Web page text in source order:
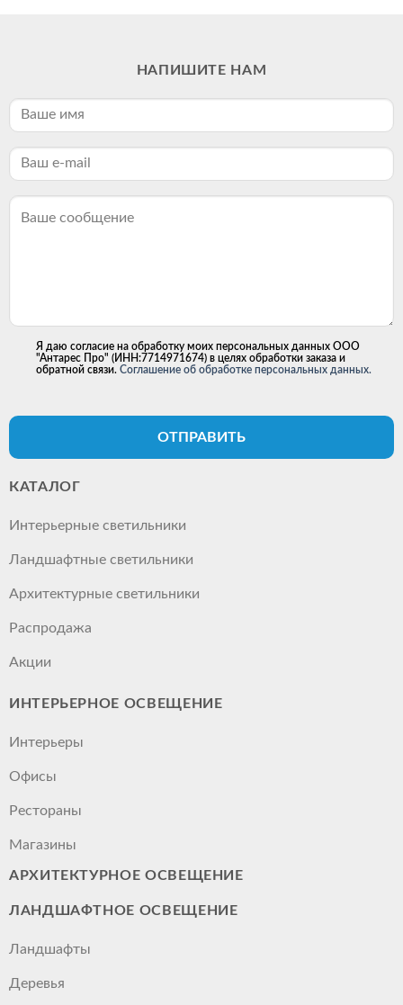
НАПИШИТЕ НАМ
Я даю согласие на обработку моих персональных данных ООО
"Антарес Про" (ИНН:7714971674) в целях обработки заказа и
обратной связи. Соглашение об обработке персональных данных.
ОТПРАВИТЬ
КАТАЛОГ
Интерьерные светильники
Ландшафтные светильники
Архитектурные светильники
Распродажа
Акции
ИНТЕРЬЕРНОЕ ОСВЕЩЕНИЕ
Интерьеры
Офисы
Рестораны
Магазины
АРХИТЕКТУРНОЕ ОСВЕЩЕНИЕ
ЛАНДШАФТНОЕ ОСВЕЩЕНИЕ
Ландшафты
Деревья